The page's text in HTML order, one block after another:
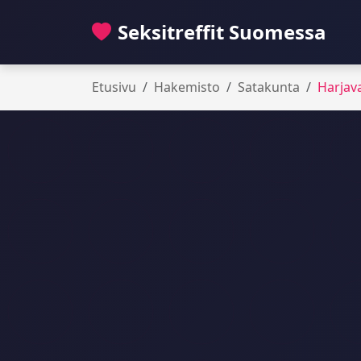
Seksitreffit Suomessa
Etusivu Hakemisto Satakunta